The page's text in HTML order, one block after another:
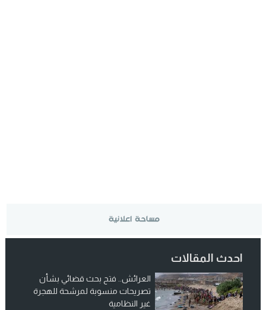
احدث المقالات
العرائش.. فتح بحث قضائي بشأن
تصريحات منسوبة لمرشحة للهجرة
غير النظامية